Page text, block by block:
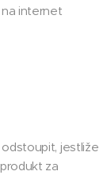
internet
jestliže
za